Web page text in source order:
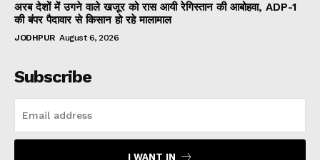
अरब देशों में उगने वाले खजूर को रास आयी रेगिस्तान की आबोहवा, ADP-1
की बंपर पैदावार से किसान हो रहे मालामाल
JODHPUR August 6, 2026
Subscribe
I WANT IN